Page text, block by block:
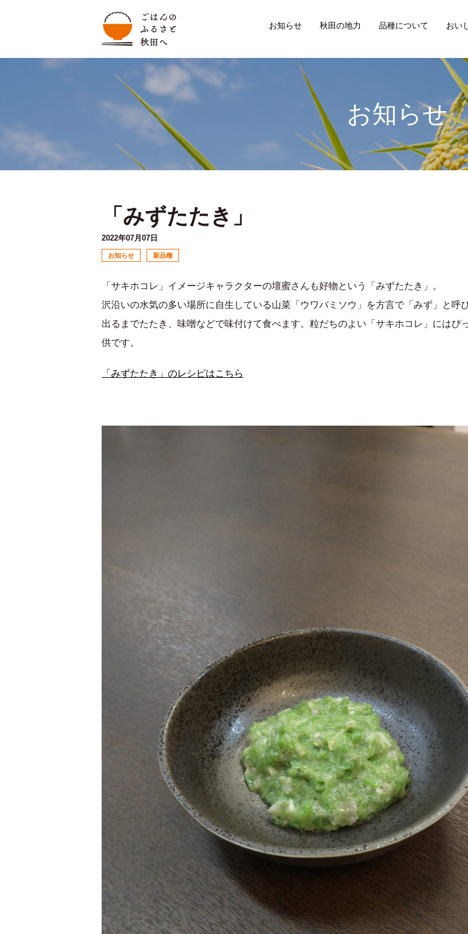
お知らせ 秋田の地力 品種について おい
お知らせ
「みずたたき」
2022年07月07日
お知らせ 新品種
「サキホコレ」イメージキャラクターの壇蜜さんも好物という「みずたたき」。
沢沿いの水気の多い場所に自生している山菜「ウワバミソウ」を方言で「みず」と呼
出るまでたたき、味噌などで味付けて食べます。粒だちのよい「サキホコレ」にはぴ
供です。
「みずたたき」のレシピはこちら